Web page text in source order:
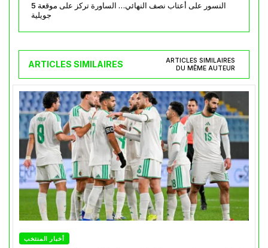
النسور على أعتاب نصف النهائي… الساورة تركز على موقعة 5
جويلية
ARTICLES SIMILAIRES
ARTICLES SIMILAIRES
DU MÊME AUTEUR
أخبار المنتخب